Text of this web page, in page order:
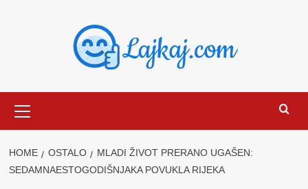
Menu
HOME OSTALO
MLADI ŽIVOT PRERANO UGAŠEN:
SEDAMNAESTOGODIŠNJAKA POVUKLA RIJEKA